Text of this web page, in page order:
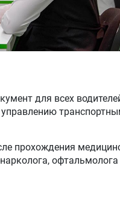
для всех
прохождения
офтальмолога